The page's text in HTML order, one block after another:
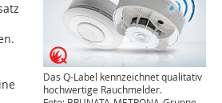
Das Q-Label kennzeichnet qualitativ
hochwertige Rauchmelder.